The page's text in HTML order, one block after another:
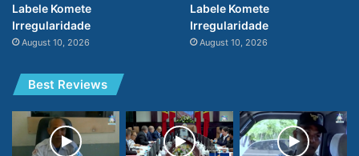
Labele Komete
Irregularidade
August 10, 2026
Labele Komete
Irregularidade
August 10, 2026
Best Reviews